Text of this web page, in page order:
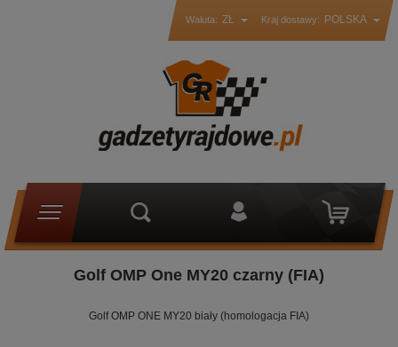
Waluta: ZŁ Kraj dostawy: POLSKA
Golf OMP One MY20 czarny (FIA)
Golf OMP ONE MY20 biały (homologacja FIA)